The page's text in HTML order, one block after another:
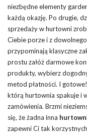
niezbędne elementy
każdą okazję. Po drugie,
sprzedaży w hurtowni
Ciebie porze i z
przypominają klasyczne
prostu załóż darmowe
produkty, wybierz
metod płatności. I
którą hurtownia spakuje i
zamówienia. Brzmi
się, że żadna inna
zapewni Ci tak